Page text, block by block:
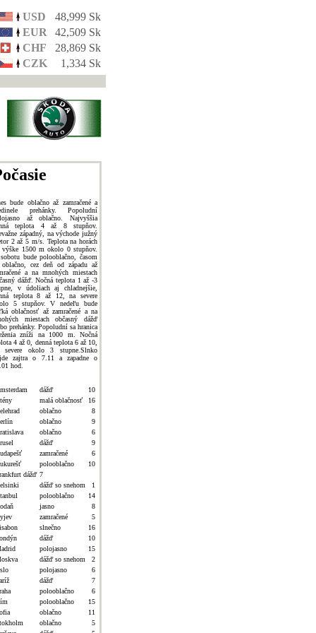
USD
48,999 Sk
EUR
42,509 Sk
CHF
28,869 Sk
CZK
1,334 Sk
bude oblačno až zamračené a
prehánky. Popoludní
až oblačno. Najvyššia
teplota 4 až 8 stupňov.
západný, na východe južný
2 až 5 m/s. Teplota na horách
výške 1500 m okolo 0 stupňov.
bude polooblačno, časom
oblačno, cez deň od západu až
a na mnohých miestach
dážď. Nočná teplota 1 až -3
v údoliach aj chladnejšie,
teplota 8 až 12, na severe
5 stupňov. V nedeľu bude
oblačnosť až zamračené a na
miestach občasný dážď
prehánky. Popoludní sa hranica
zníži na 1000 m. Nočná
4 až 0, denná teplota 6 až 10,
severe okolo 3 stupne.Slnko
zajtra o 7.11 a zapadne o
hod.
dážď
10
malá oblačnosť
16
oblačno
8
oblačno
9
oblačno
6
dážď
9
zamračené
6
polooblačno
10
dážď 7
dážď so snehom
1
polooblačno
14
jasno
8
zamračené
5
slnečno
16
dážď
10
polojasno
15
dážď so snehom
2
polojasno
6
dážď
7
polooblačno
6
polooblačno
15
oblačno
11
oblačno
5